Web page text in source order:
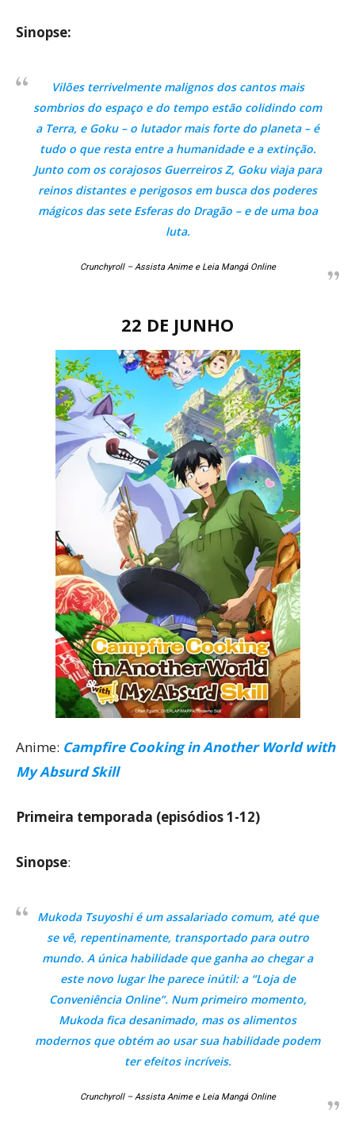
Sinopse:
Vilões terrivelmente malignos dos cantos mais
sombrios do espaço e do tempo estão colidindo com
a Terra, e Goku – o lutador mais forte do planeta – é
tudo o que resta entre a humanidade e a extinção.
Junto com os corajosos Guerreiros Z, Goku viaja para
reinos distantes e perigosos em busca dos poderes
mágicos das sete Esferas do Dragão – e de uma boa
luta.
Crunchyroll – Assista Anime e Leia Mangá Online
22 DE JUNHO
Anime: Campfire Cooking in Another World with
My Absurd Skill
Primeira temporada (episódios 1-12)
Sinopse:
Mukoda Tsuyoshi é um assalariado comum, até que
se vê, repentinamente, transportado para outro
mundo. A única habilidade que ganha ao chegar a
este novo lugar lhe parece inútil: a “Loja de
Conveniência Online”. Num primeiro momento,
Mukoda fica desanimado, mas os alimentos
modernos que obtém ao usar sua habilidade podem
ter efeitos incríveis.
Crunchyroll – Assista Anime e Leia Mangá Online